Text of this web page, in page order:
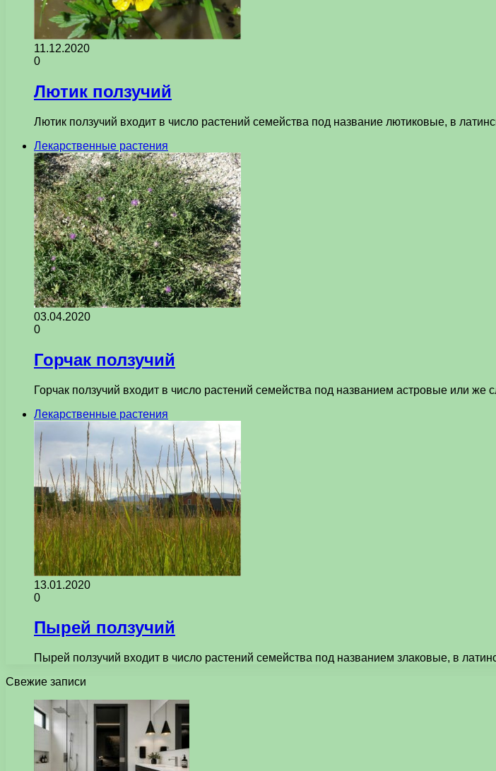
11.12.2020
0
Лютик ползучий
Лютик ползучий входит в число растений семейства под название лютиковые, в
Лекарственные растения
03.04.2020
0
Горчак ползучий
Горчак ползучий входит в число растений семейства под названием астровые или
Лекарственные растения
13.01.2020
0
Пырей ползучий
Пырей ползучий входит в число растений семейства под названием злаковые, в
Свежие записи